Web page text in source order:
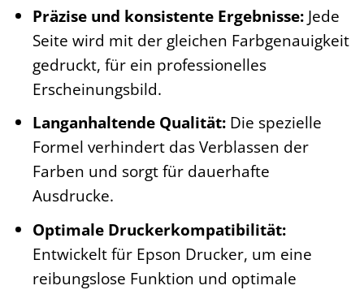
Präzise und konsistente Ergebnisse:Jede
Seite wird mit der gleichen Farbgenauigkeit
gedruckt, für ein professionelles
Erscheinungsbild.
Langanhaltende Qualität:Die spezielle
Formel verhindert das Verblassen der
Farben und sorgt für dauerhafte
Ausdrucke.
Optimale Druckerkompatibilität:
Entwickelt für Epson Drucker, um eine
reibungslose Funktion und optimale